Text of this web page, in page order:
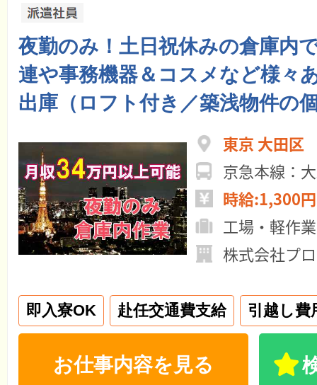
夜勤のみ！土日祝休みの倉庫内
連や事務機器＆コスメなど様々
出庫（ロフト付き／築浅物件の
東京 大田区
京急本線
時給:1,300
工場・軽作業
株式会社プ
即入寮OK 赴任交通費支給 引越し費
お仕事内容を見る